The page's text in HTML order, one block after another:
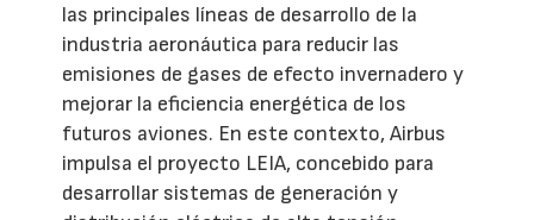
las principales líneas de desarrollo de la
industria aeronáutica para reducir las
emisiones de gases de efecto invernadero y
mejorar la eficiencia energética de los
futuros aviones. En este contexto, Airbus
impulsa el proyecto LEIA, concebido para
desarrollar sistemas de generación y